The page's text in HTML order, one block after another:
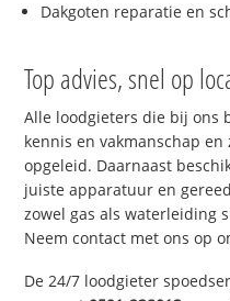
Dakgoten reparatie en
Top advies, snel op
Alle loodgieters die bij ons
kennis en vakmanschap
opgeleid. Daarnaast
juiste apparatuur en
zowel gas als waterleiding
Neem contact met ons op
De 24/7 loodgieter